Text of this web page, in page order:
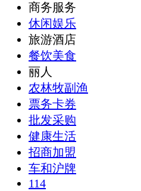
商务服务
休闲娱乐
旅游酒店
餐饮美食
丽人
农林牧副渔
票务卡券
批发采购
健康生活
招商加盟
车和沪牌
114